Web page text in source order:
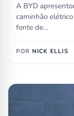
A BYD
caminhão
fonte de…
POR NICK ELLIS